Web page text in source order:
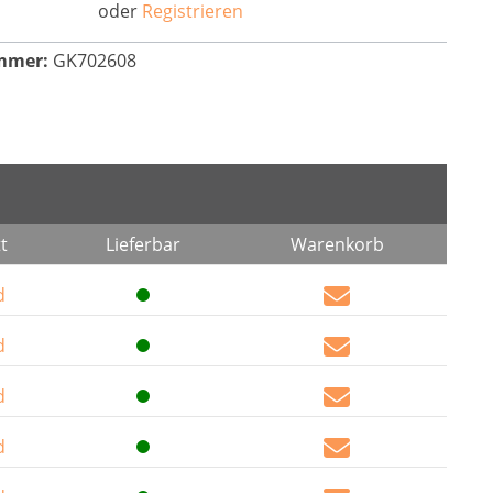
oder Registrieren
GK702608
Lieferbar Warenkorb